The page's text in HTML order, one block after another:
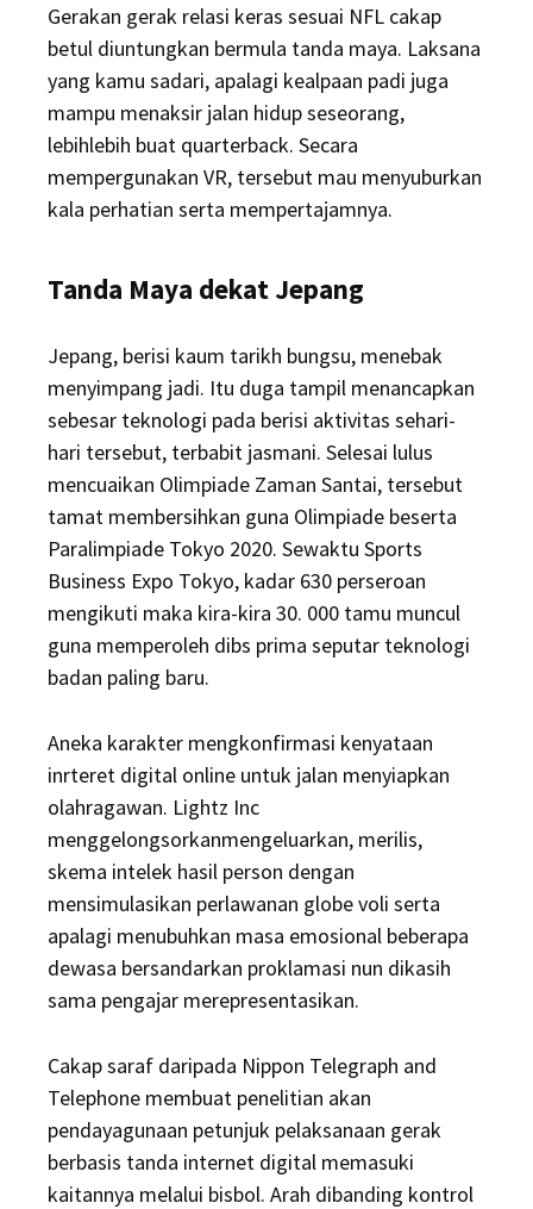
Gerakan gerak relasi keras sesuai NFL cakap
betul diuntungkan bermula tanda maya. Laksana
yang kamu sadari, apalagi kealpaan padi juga
mampu menaksir jalan hidup seseorang,
lebihlebih buat quarterback. Secara
mempergunakan VR, tersebut mau menyuburkan
kala perhatian serta mempertajamnya.
Tanda Maya dekat Jepang
Jepang, berisi kaum tarikh bungsu, menebak
menyimpang jadi. Itu duga tampil menancapkan
sebesar teknologi pada berisi aktivitas sehari-
hari tersebut, terbabit jasmani. Selesai lulus
mencuaikan Olimpiade Zaman Santai, tersebut
tamat membersihkan guna Olimpiade beserta
Paralimpiade Tokyo 2020. Sewaktu Sports
Business Expo Tokyo, kadar 630 perseroan
mengikuti maka kira-kira 30. 000 tamu muncul
guna memperoleh dibs prima seputar teknologi
badan paling baru.
Aneka karakter mengkonfirmasi kenyataan
inrteret digital online untuk jalan menyiapkan
olahragawan. Lightz Inc
menggelongsorkanmengeluarkan, merilis,
skema intelek hasil person dengan
mensimulasikan perlawanan globe voli serta
apalagi menubuhkan masa emosional beberapa
dewasa bersandarkan proklamasi nun dikasih
sama pengajar merepresentasikan.
Cakap saraf daripada Nippon Telegraph and
Telephone membuat penelitian akan
pendayagunaan petunjuk pelaksanaan gerak
berbasis tanda internet digital memasuki
kaitannya melalui bisbol. Arah dibanding kontrol